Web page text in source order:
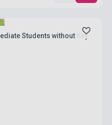
Students without Key